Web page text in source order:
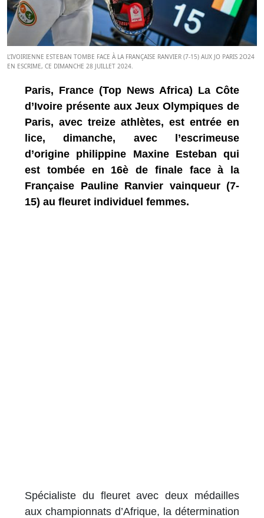
L’IVOIRIENNE ESTEBAN TOMBE FACE À LA FRANÇAISE RANVIER (7-15) AUX JO PARIS 2O24
EN ESCRIME, CE DIMANCHE 28 JUILLET 2024.
Paris, France (Top News Africa) La Côte
d’Ivoire présente aux Jeux Olympiques de
Paris, avec treize athlètes, est entrée en
lice, dimanche, avec l’escrimeuse
d’origine philippine Maxine Esteban qui
est tombée en 16è de finale face à la
Française Pauline Ranvier vainqueur (7-
15) au fleuret individuel femmes.
Spécialiste du fleuret avec deux médailles
aux championnats d’Afrique, la détermination